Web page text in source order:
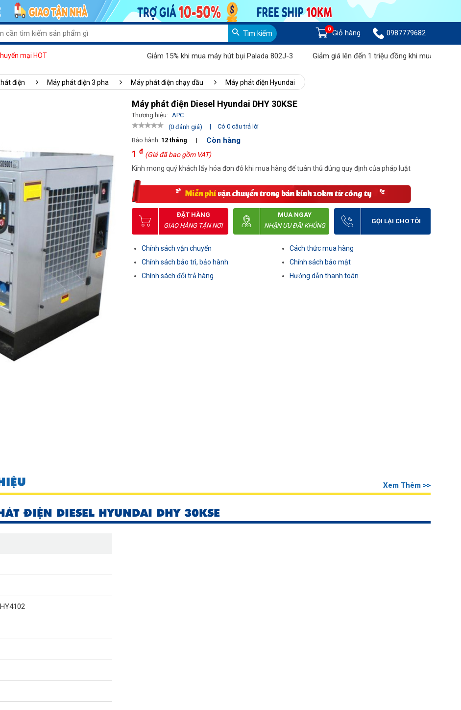
Tìm kiếm 0 Giỏ hàng 0987779682
mại HOT Giảm 15% khi mua máy hút bụi Palada 802J-3 Giảm giá lên đến 1 triệu đồng khi mua Máy chà sàn
điện Máy phát điện 3 pha Máy phát điện chạy dầu Máy phát điện Hyundai
Máy phát điện Diesel Hyundai DHY 30KSE
Thương hiệu: APC
(0 đánh giá)
|
Có 0 câu trả lời
Bảo hành: 12 tháng | Còn hàng
1 đ (Giá đã bao gồm VAT)
Kính mong quý khách lấy hóa đơn đỏ khi mua hàng để tuân thủ đúng quy định của pháp luật
ĐẶT HÀNG
GIAO HÀNG TẬN NƠI
MUA NGAY
NHẬN ƯU ĐÃI KHỦNG
GỌI LẠI CHO TÔI
Chính sách vận chuyển
Chính sách bảo trì, bảo hành
Chính sách đổi trả hàng
Cách thức mua hàng
Chính sách bảo mật
Hướng dẫn thanh toán
Xem Thêm >>
ĐIỆN DIESEL HYUNDAI DHY 30KSE